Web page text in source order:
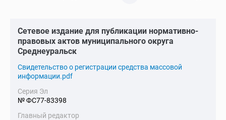
Cетевое издание для публикации нормативно-
правовых актов муниципального округа
Среднеуральск
Cвидетельство о регистрации средства массовой
информации.pdf
Серия Эл
№ ФС77-83398
Главный редактор